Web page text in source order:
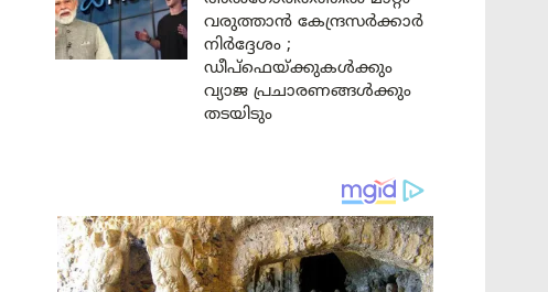
വരുത്താൻ കേന്ദ്രസർക്കാർ
നിർദ്ദേശം ;
ഡീപ്‌ഫെയ്ക്കുകൾക്കും
വ്യാജ പ്രചാരണങ്ങൾക്കും
തടയിടും